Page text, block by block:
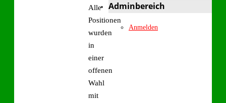
Alle
Positionen
wurden
in
einer
offenen
Wahl
mit
Adminbereich
Anmelden